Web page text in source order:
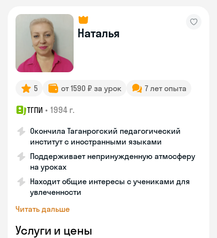
Наталья
5 от 1590 ₽ за урок 7 лет опыта
ТГПИ • 1994 г.
Окончила Таганрогский педагогический
институт с иностранными языками
Поддерживает непринужденную атмосферу
на уроках
Находит общие интересы с учениками для
увлеченности
Читать дальше
Услуги и цены